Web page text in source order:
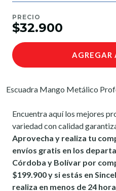
PRECIO
$32.900
AGREGAR
Escuadra Mango Metálico
Encuentra aquí los mejores
variedad con calidad
Aprovecha y realiza tu
envíos gratis en los
Córdoba y Bolívar por
$199.900 y si estás en
realiza en menos de 24